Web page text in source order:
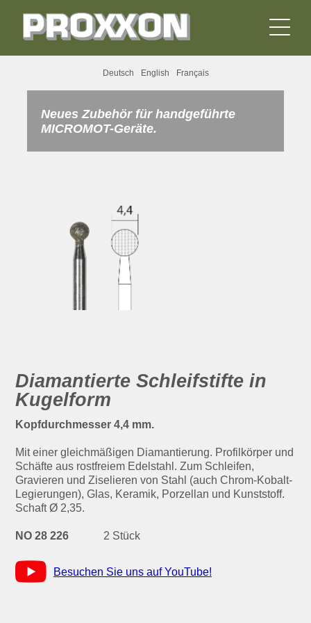
Deutsch English Français
Neues Zubehör für handgeführte
MICROMOT-Geräte.
Diamantierte Schleifstifte in
Kugelform
Kopfdurchmesser 4,4 mm.
Mit einer gleichmäßigen Diamantierung. Profilkörper und
Schäfte aus rostfreiem Edelstahl. Zum Schleifen,
Gravieren und Ziselieren von Stahl (auch Chrom-Kobalt-
Legierungen), Glas, Keramik, Porzellan und Kunststoff.
Schaft Ø 2,35.
NO 28 226 2 Stück
Besuchen Sie uns auf YouTube!